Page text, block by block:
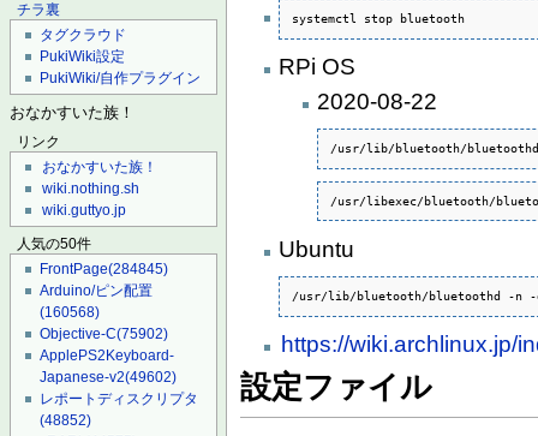
チラ裏
タグクラウド
PukiWiki設定
PukiWiki/自作プラグイン
おなかすいた族！
リンク
おなかすいた族！
wiki.nothing.sh
wiki.guttyo.jp
人気の50件
FrontPage(284845)
Arduino/ピン配置
(160568)
Objective-C(75902)
ApplePS2Keyboard-
Japanese-v2(49602)
レポートディスクリプタ
(48852)
systemctl stop bluetooth
RPi OS
2020-08-22
/usr/lib/bluetooth/
/usr/libexec/bluetooth/
Ubuntu
/usr/lib/bluetooth/bluetoothd -n -
https://wiki.archlinux.jp/
設定ファイル